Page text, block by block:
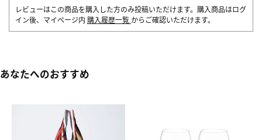
レビューはこの商品を購入した方のみ投稿いただけます。購入商品はログ
イン後、マイページ内 購入履歴一覧 からご確認いただけます。
あなたへのおすすめ